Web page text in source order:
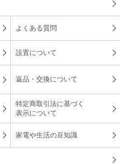
よくある質問
設置について
返品・交換について
特定商取引法に基づく
表示について
家電や生活の豆知識